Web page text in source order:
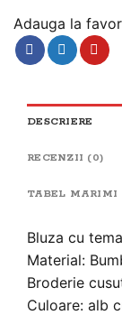
Adauga la
DESCRIERE
RECENZII (0)
TABEL MARIMI
Bluza cu
Material:
Broderie
Culoare: alb